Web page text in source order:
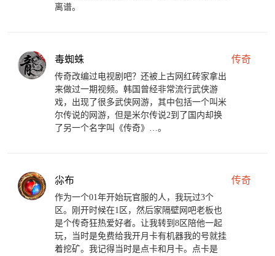
离谱。
毒蜘蛛 传奇
传奇改编过电视剧吧？还被上古网红砖家拿出
来做过一期视频。韩国曾经非常流行武侠游
戏，出现了很多武侠网游，其中包括一个叫米
尔传说的网游，但是米尔传说2到了国内却换
了另一个名字叫《传奇》…。
尛布 传奇
作为一个01年开始玩官服的人，我玩过3个
区。刚开时候在1区，然后家隔壁网吧老板也
是个传奇狂热爱好者。让我转到8区陪他一起
玩，当时是免费给我开月卡有机器我的号就挂
着挖矿。我记得当时是点卡和月卡。点卡是